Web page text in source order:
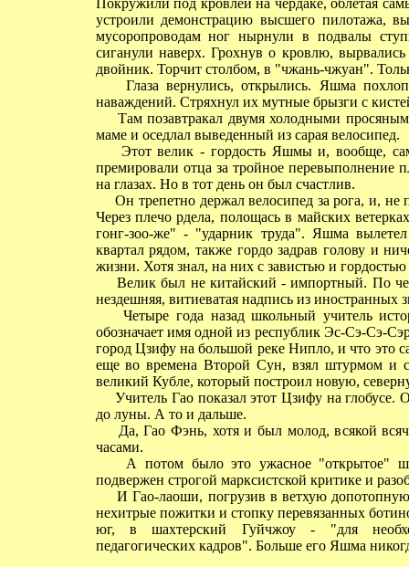
устроили демонстрацию высшего пилотажа,
мусоропроводам ног нырнули в подвалы
сиганули наверх. Грохнув о кровлю,
двойник. Торчит столбом, в "чжань-чжуан".
Глаза вернулись, открылись. Яшма
наваждений. Стряхнул их мутные брызги с
Там позавтракал двумя холодными
маме и оседлал выведенный из сарая велосипед.
Этот велик - гордость Яшмы и, вообще,
премировали отца за тройное перевыполнение
на глазах. Но в тот день он был счастлив.
Он трепетно держал велосипед за рога, и, не
Через плечо рдела, полощась в майских
гонг-зоо-же" - "ударник труда". Яшма
квартал рядом, также гордо задрав голову и
жизни. Хотя знал, на них с завистью и гордостью
Велик был не китайский - импортный. По
нездешняя, витиеватая надпись из иностранных
Четыре года назад школьный учитель
обозначает имя одной из республик Эс-Сэ-Сэ-
город Цзифу на большой реке Нипло, и что это
еще во времена Второй Сун, взял штурмом и
великий Кубле, который построил новую,
Учитель Гао показал этот Цзифу на
до луны. А то и дальше.
Да, Гао Фэнь, хотя и был молод, всякой
часами.
А потом было это ужасное "открытое"
подвержен строгой марксистской критике и
И Гао-лаоши, погрузив в ветхую допотопную
нехитрые пожитки и стопку перевязанных
юг, в шахтерский Гуйчжоу - "для
педагогических кадров". Больше его Яшма